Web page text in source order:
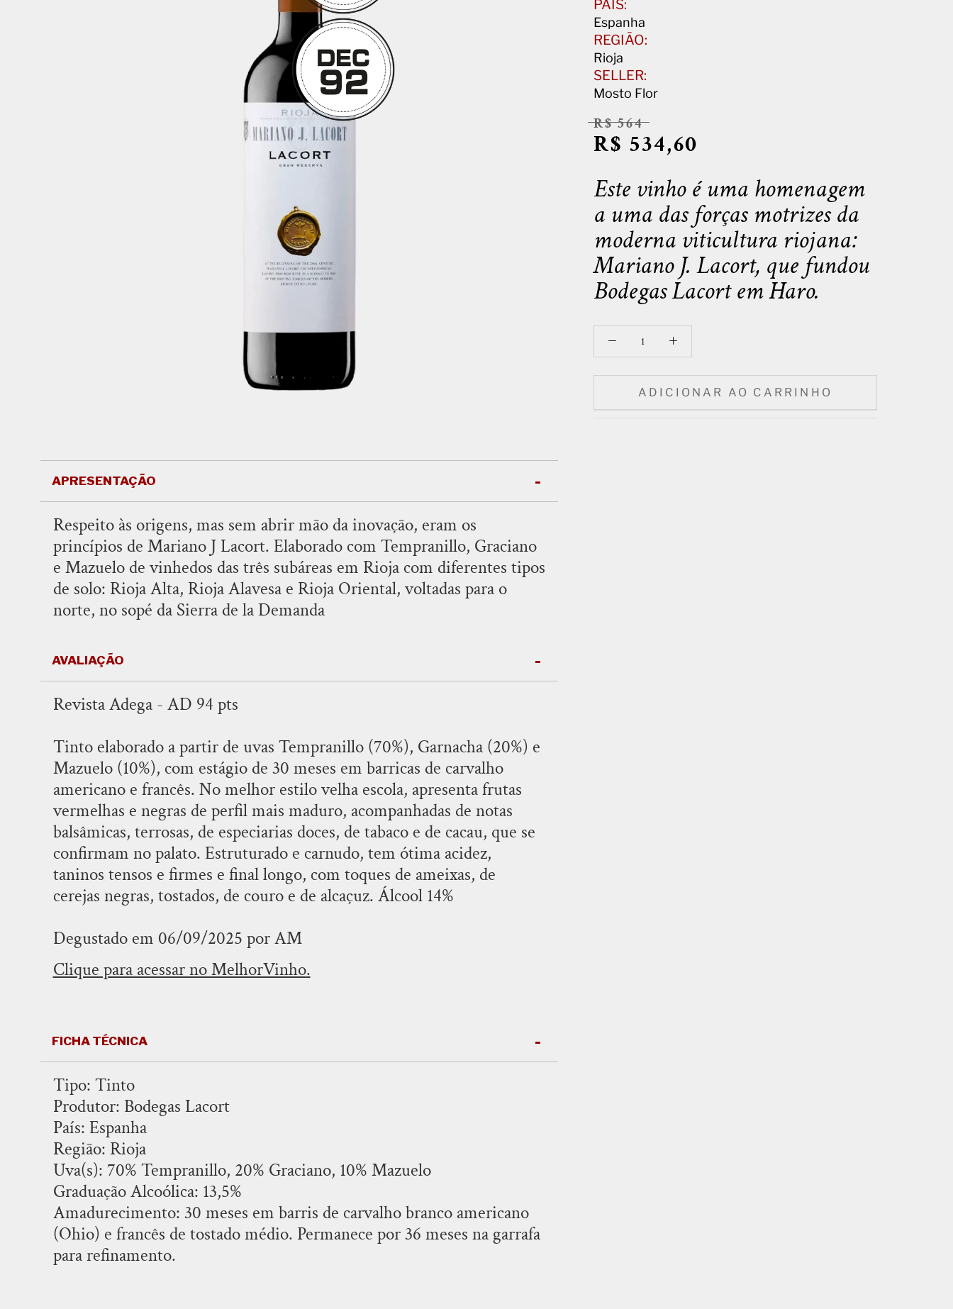
PAÍS:
Espanha
REGIÃO:
Rioja
SELLER:
Mosto Flor
R$ 564
R$ 534,60
Este vinho é uma homenagem
a uma das forças motrizes da
moderna viticultura riojana:
Mariano J. Lacort, que fundou
Bodegas Lacort em Haro.
ADICIONAR AO CARRINHO
APRESENTAÇÃO
Respeito às origens, mas sem abrir mão da inovação, eram os
princípios de Mariano J Lacort. Elaborado com Tempranillo, Graciano
e Mazuelo de vinhedos das três subáreas em Rioja com diferentes tipos
de solo: Rioja Alta, Rioja Alavesa e Rioja Oriental, voltadas para o
norte, no sopé da Sierra de la Demanda
AVALIAÇÃO
Revista Adega - AD 94 pts
Tinto elaborado a partir de uvas Tempranillo (70%), Garnacha (20%) e
Mazuelo (10%), com estágio de 30 meses em barricas de carvalho
americano e francês. No melhor estilo velha escola, apresenta frutas
vermelhas e negras de perfil mais maduro, acompanhadas de notas
balsâmicas, terrosas, de especiarias doces, de tabaco e de cacau, que se
confirmam no palato. Estruturado e carnudo, tem ótima acidez,
taninos tensos e firmes e final longo, com toques de ameixas, de
cerejas negras, tostados, de couro e de alcaçuz. Álcool 14%
Degustado em 06/09/2025 por AM
Clique para acessar no MelhorVinho.
FICHA TÉCNICA
Tipo: Tinto
Produtor: Bodegas Lacort
País: Espanha
Região: Rioja
Uva(s): 70% Tempranillo, 20% Graciano, 10% Mazuelo
Graduação Alcoólica: 13,5%
Amadurecimento: 30 meses em barris de carvalho branco americano
(Ohio) e francês de tostado médio. Permanece por 36 meses na garrafa
para refinamento.